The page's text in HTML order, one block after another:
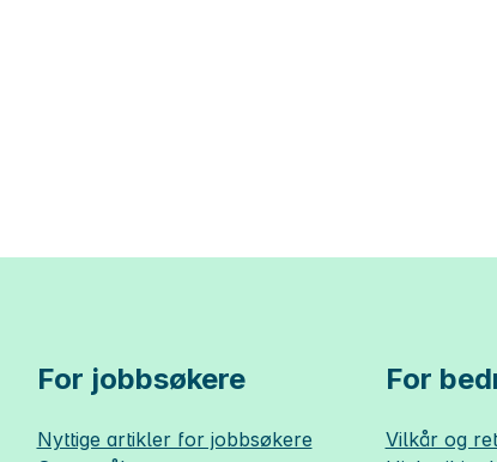
For jobbsøkere
Nyttige artikler for jobbsøkere
For
Vilkår og